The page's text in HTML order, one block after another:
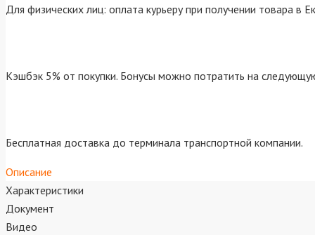
Для физических лиц: оплата курьеру при получении товара в
Кэшбэк 5% от покупки. Бонусы можно потратить на
Бесплатная доставка до терминала транспортной компании.
Описание
Характеристики
Документ
Видео